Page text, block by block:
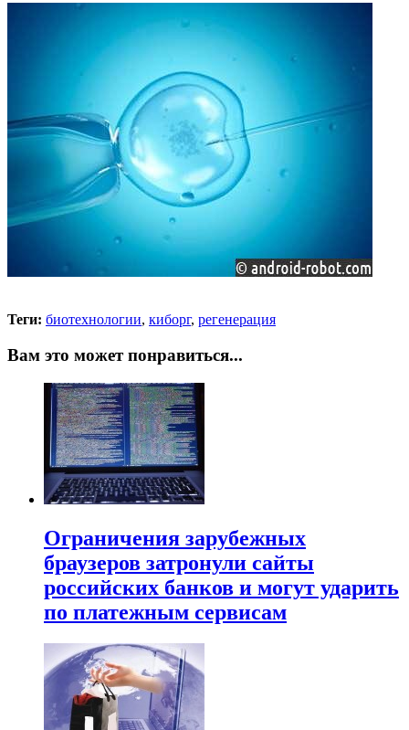
Теги: биотехнологии, киборг, регенерация
Вам это может понравиться...
Ограничения зарубежных
браузеров затронули сайты
российских банков и могут ударить
по платежным сервисам